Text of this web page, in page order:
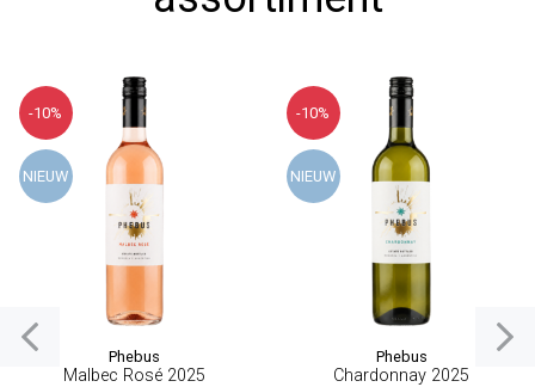
-10%
NIEUW
Phebus
Malbec Rosé 2025
-10%
NIEUW
Phebus
Chardonnay 2025